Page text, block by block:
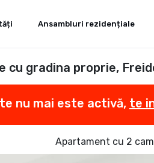
Ansambluri rezidențiale
cu gradina proprie,
nu mai este activă, te
Apartament cu 2